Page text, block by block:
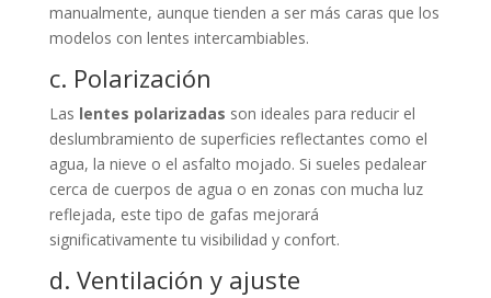
manualmente, aunque tienden a ser más caras que los
modelos con lentes intercambiables.
c. Polarización
Las lentes polarizadas son ideales para reducir el
deslumbramiento de superficies reflectantes como el
agua, la nieve o el asfalto mojado. Si sueles pedalear
cerca de cuerpos de agua o en zonas con mucha luz
reflejada, este tipo de gafas mejorará
significativamente tu visibilidad y confort.
d. Ventilación y ajuste